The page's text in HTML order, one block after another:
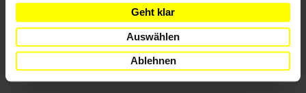
Geht klar
Auswählen
Ablehnen
Länder
Themen